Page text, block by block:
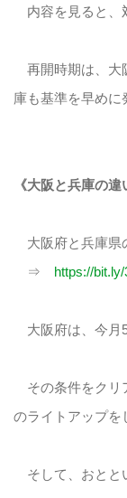
内容を見ると、
再開時期は、大
庫も基準を早めに
《大阪と兵庫の違
大阪府と兵庫県
⇒ https://
大阪府は、今月
その条件をクリ
のライトアップを
そして、おとと